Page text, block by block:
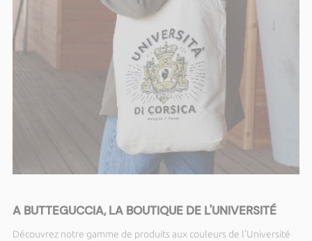
A BUTTEGUCCIA, LA BOUTIQUE DE L'UNIVERSITÉ
Découvrez notre gamme de produits aux couleurs de l'Université